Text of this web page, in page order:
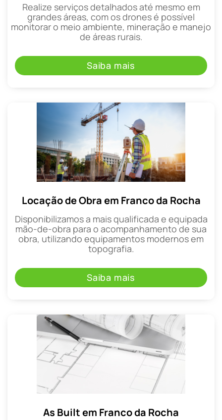
Realize serviços detalhados até mesmo em
grandes áreas, com os drones é possível
monitorar o meio ambiente, mineração e manejo
de áreas rurais.
Saiba mais
Locação de Obra em Franco da Rocha
Disponibilizamos a mais qualificada e equipada
mão-de-obra para o acompanhamento de sua
obra, utilizando equipamentos modernos em
topografia.
Saiba mais
As Built em Franco da Rocha